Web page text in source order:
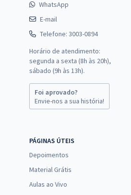
WhatsApp
E-mail
Telefone: 3003-0894
Horário de atendimento:
segunda a sexta (8h às 20h),
sábado (9h às 13h).
Foi aprovado?
Envie-nos a sua história!
PÁGINAS ÚTEIS
Depoimentos
Material Grátis
Aulas ao Vivo